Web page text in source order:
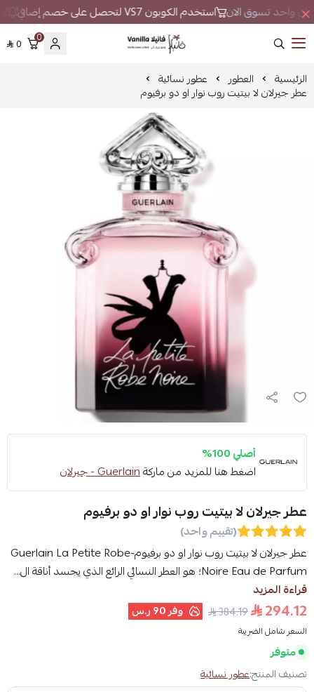
واحد تسوق الان استخدم الكوبون VS7 لتحصل على خصم إضافي
فانيلا
0
0
الرئيسية العطور عطور نسائية
عطر جيرلان لا بيتيت روب نوار او دو برفيوم
أصلي 100%
اضغط هنا للمزيد من ماركةGuerlain - جيرلان
عطر جيرلان لا بيتيت روب نوار او دو برفيوم
(تقييم واحد)
عطر جيرلان لا بيتيت روب نوار او دو برفيوم-Guerlain La Petite Robe
Noire Eau de Parfum؛ هو العطر النسائي الرائع الذي يجسد أناقة ال...
قراءة المزيد
294.12
384.19 وفر90 ر.س
السعر شامل الضريبة
متوفر
تصنيف المنتج:عطور نسائية